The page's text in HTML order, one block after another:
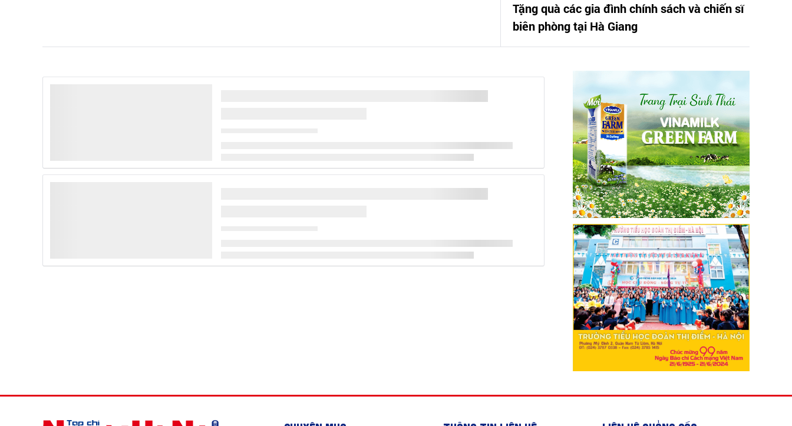
Tặng quà các gia đình chính sách và chiến sĩ
biên phòng tại Hà Giang